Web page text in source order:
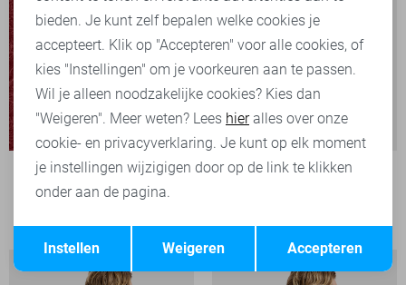
PME legend T-shirt
Terug Opslaan
bieden. Je kunt zelf bepalen welke cookies je
accepteert. Klik op "Accepteren" voor alle cookies, of
kies "Instellingen" om je voorkeuren aan te passen.
Wil je alleen noodzakelijke cookies? Kies dan
"Weigeren". Meer weten? Lees hieralles over onze
cookie- en privacyverklaring. Je kunt op elk moment
je instellingen wijzigigen door op de link te klikken
onder aan de pagina.
Accepteren
Weigeren
Instellen